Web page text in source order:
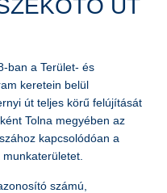
ÚT
ban a Terület- és
keretein belül
út teljes körű felújítását
Tolna megyében az
kapcsolódóan a
számú,